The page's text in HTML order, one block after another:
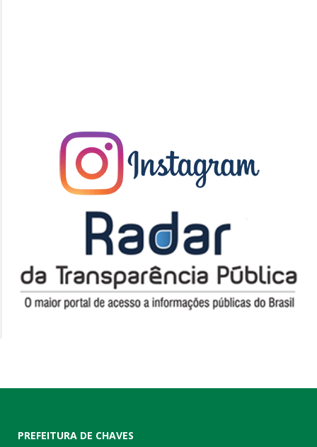
PREFEITURA DE CHAVES